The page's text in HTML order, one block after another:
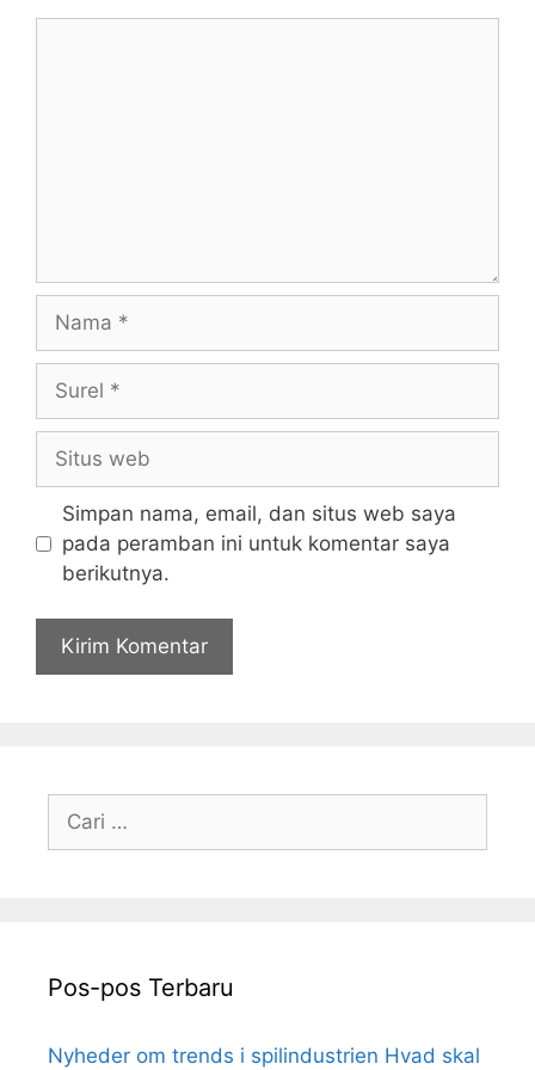
web
Simpan nama, email, dan situs web saya
pada peramban ini untuk komentar saya
berikutnya.
Cari
Pos-pos Terbaru
Nyheder om trends i spilindustrien Hvad skal